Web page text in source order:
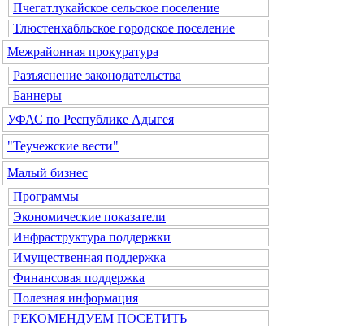
Пчегатлукайское сельское поселение
Тлюстенхабльское городское поселение
Межрайонная прокуратура
Разъяснение законодательства
Баннеры
УФАС по Республике Адыгея
"Теучежские вести"
Малый бизнес
Программы
Экономические показатели
Инфраструктура поддержки
Имущественная поддержка
Финансовая поддержка
Полезная информация
РЕКОМЕНДУЕМ ПОСЕТИТЬ